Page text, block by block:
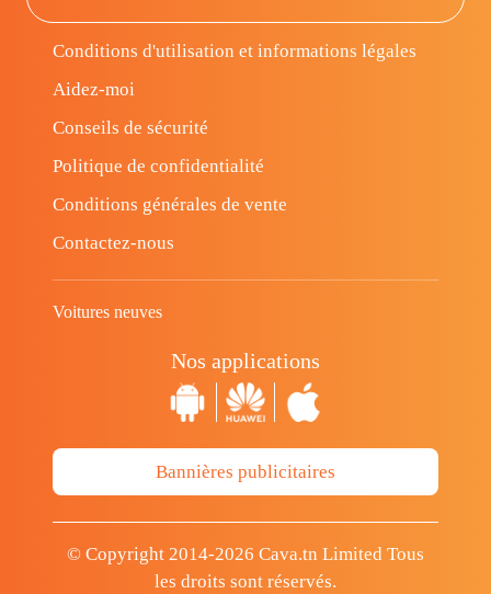
Conditions d'utilisation et informations légales
Aidez-moi
Conseils de sécurité
Politique de confidentialité
Conditions générales de vente
Contactez-nous
Voitures neuves
Nos applications
Bannières publicitaires
© Copyright 2014-2026 Cava.tn Limited Tous
les droits sont réservés.